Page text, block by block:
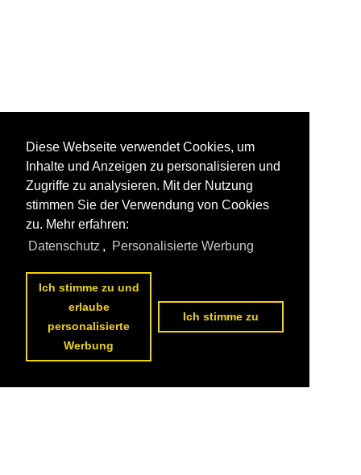
Diese Webseite verwendet Cookies, um
Inhalte und Anzeigen zu personalisieren und
Zugriffe zu analysieren. Mit der Nutzung
stimmen Sie der Verwendung von Cookies
zu. Mehr erfahren:
Datenschutz , Personalisierte Werbung
Ich stimme zu und
erlaube
personalisierte
Werbung
Ich stimme zu